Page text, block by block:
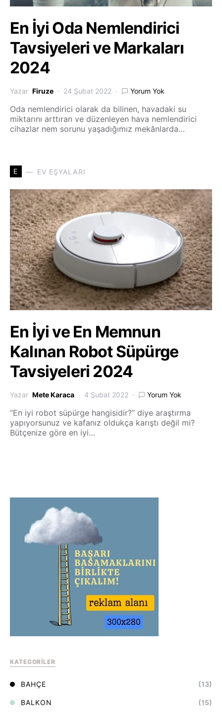
En İyi Oda Nemlendirici
Tavsiyeleri ve Markaları
2024
Yazar Firuze 24 Şubat 2022 Yorum Yok
Oda nemlendirici olarak da bilinen, havadaki su
miktarını arttıran ve düzenleyen hava nemlendirici
cihazlar nem sorunu yaşadığımız mekânlarda…
E EV EŞYALARI
En İyi ve En Memnun
Kalınan Robot Süpürge
Tavsiyeleri 2024
Yazar Mete Karaca 4 Şubat 2022 Yorum Yok
‘’En iyi robot süpürge hangisidir?’’ diye araştırma
yapıyorsunuz ve kafanız oldukça karıştı değil mi?
Bütçenize göre en iyi…
KATEGORILER
BAHÇE (13)
BALKON (15)